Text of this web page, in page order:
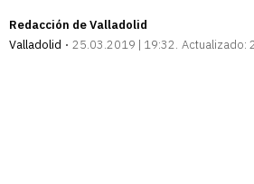
Redacción de Valladolid
Valladolid
25.03.2019 | 19:32 Actualizado: